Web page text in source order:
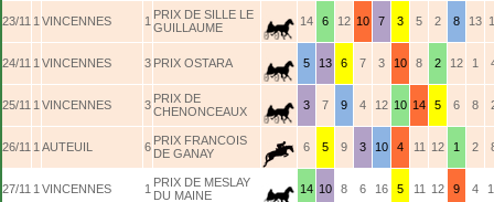
23/11 1 VINCENNES 1 PRIX DE SILLE LE
GUILLAUME
14 6 12 10 7 3 5 2 8 13
24/11 1 VINCENNES 3 PRIX OSTARA 5 13 6 7 3 10 8 2 12 1
25/11 1 VINCENNES 3 PRIX DE
CHENONCEAUX
3 7 9 4 12 10 14 5 6 8
26/11 1 AUTEUIL 6 PRIX FRANCOIS
DE GANAY
6 5 9 3 10 4 11 12 1 2
27/11 1 VINCENNES 1 PRIX DE MESLAY
DU MAINE
14 10 8 6 16 5 11 12 9 4